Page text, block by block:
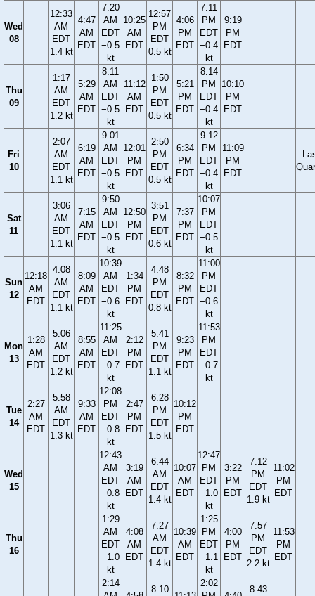
Wed
08
12:33
AM
EDT
1.4 kt
4:47
AM
EDT
7:20
AM
EDT
−0.5
kt
10:25
AM
EDT
12:57
PM
EDT
0.5 kt
4:06
PM
EDT
7:11
PM
EDT
−0.4
kt
9:19
PM
EDT
Thu
09
1:17
AM
EDT
1.2 kt
5:29
AM
EDT
8:11
AM
EDT
−0.5
kt
11:12
AM
EDT
1:50
PM
EDT
0.5 kt
5:21
PM
EDT
8:14
PM
EDT
−0.4
kt
10:10
PM
EDT
Fri
10
2:07
AM
EDT
1.1 kt
6:19
AM
EDT
9:01
AM
EDT
−0.5
kt
12:01
PM
EDT
2:50
PM
EDT
0.5 kt
6:34
PM
EDT
9:12
PM
EDT
−0.4
kt
11:09
PM
EDT
Sat
11
3:06
AM
EDT
1.1 kt
7:15
AM
EDT
9:50
AM
EDT
−0.5
kt
12:50
PM
EDT
3:51
PM
EDT
0.6 kt
7:37
PM
EDT
10:07
PM
EDT
−0.5
kt
Sun
12
12:18
AM
EDT
4:08
AM
EDT
1.1 kt
8:09
AM
EDT
10:39
AM
EDT
−0.6
kt
1:34
PM
EDT
4:48
PM
EDT
0.8 kt
8:32
PM
EDT
11:00
PM
EDT
−0.6
kt
Mon
13
1:28
AM
EDT
5:06
AM
EDT
1.2 kt
8:55
AM
EDT
11:25
AM
EDT
−0.7
kt
2:12
PM
EDT
5:41
PM
EDT
1.1 kt
9:23
PM
EDT
11:53
PM
EDT
−0.7
kt
Tue
14
2:27
AM
EDT
5:58
AM
EDT
1.3 kt
9:33
AM
EDT
12:08
PM
EDT
−0.8
kt
2:47
PM
EDT
6:28
PM
EDT
1.5 kt
10:12
PM
EDT
Wed
15
12:43
AM
EDT
−0.8
kt
3:19
AM
EDT
6:44
AM
EDT
1.4 kt
10:07
AM
EDT
12:47
PM
EDT
−1.0
kt
3:22
PM
EDT
7:12
PM
EDT
1.9 kt
11:02
PM
EDT
Thu
16
1:29
AM
EDT
−1.0
kt
4:08
AM
EDT
7:27
AM
EDT
1.4 kt
10:39
AM
EDT
1:25
PM
EDT
−1.1
kt
4:00
PM
EDT
7:57
PM
EDT
2.2 kt
11:53
PM
EDT
2:14
8:10
2:02
8:43